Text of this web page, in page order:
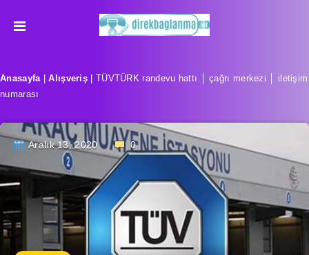
Anasayfa|Alışveriş
TÜVTÜRK randevu hattı │ çağrı merkezi │ iletişim
numarası
Aralık 13, 2020 0